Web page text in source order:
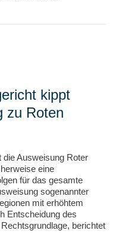
kippt
zu Roten
Ausweisung Roter
eine
für das gesamte
sogenannter
mit erhöhtem
Entscheidung des
berichtet